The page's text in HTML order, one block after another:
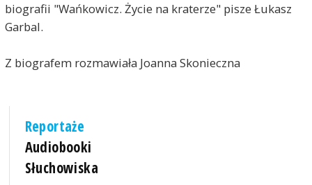
biografii "Wańkowicz. Życie na kraterze" pisze Łukasz
Garbal.
Z biografem rozmawiała Joanna Skonieczna
Reportaże
Audiobooki
Słuchowiska